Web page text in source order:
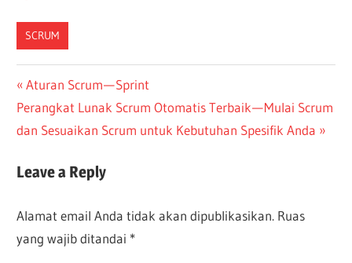
SCRUM
DONE
ES-
DONE
DONE
DONE
Navigasi
pos
Previous
Post:
Aturan Scrum — Sprint
Next
Post:
Perangkat Lunak Scrum Otomatis Terbaik — Mulai Scrum
dan Sesuaikan Scrum untuk Kebutuhan Spesifik Anda
Leave a Reply
Alamat email Anda tidak akan dipublikasikan. Ruas
yang wajib ditandai *